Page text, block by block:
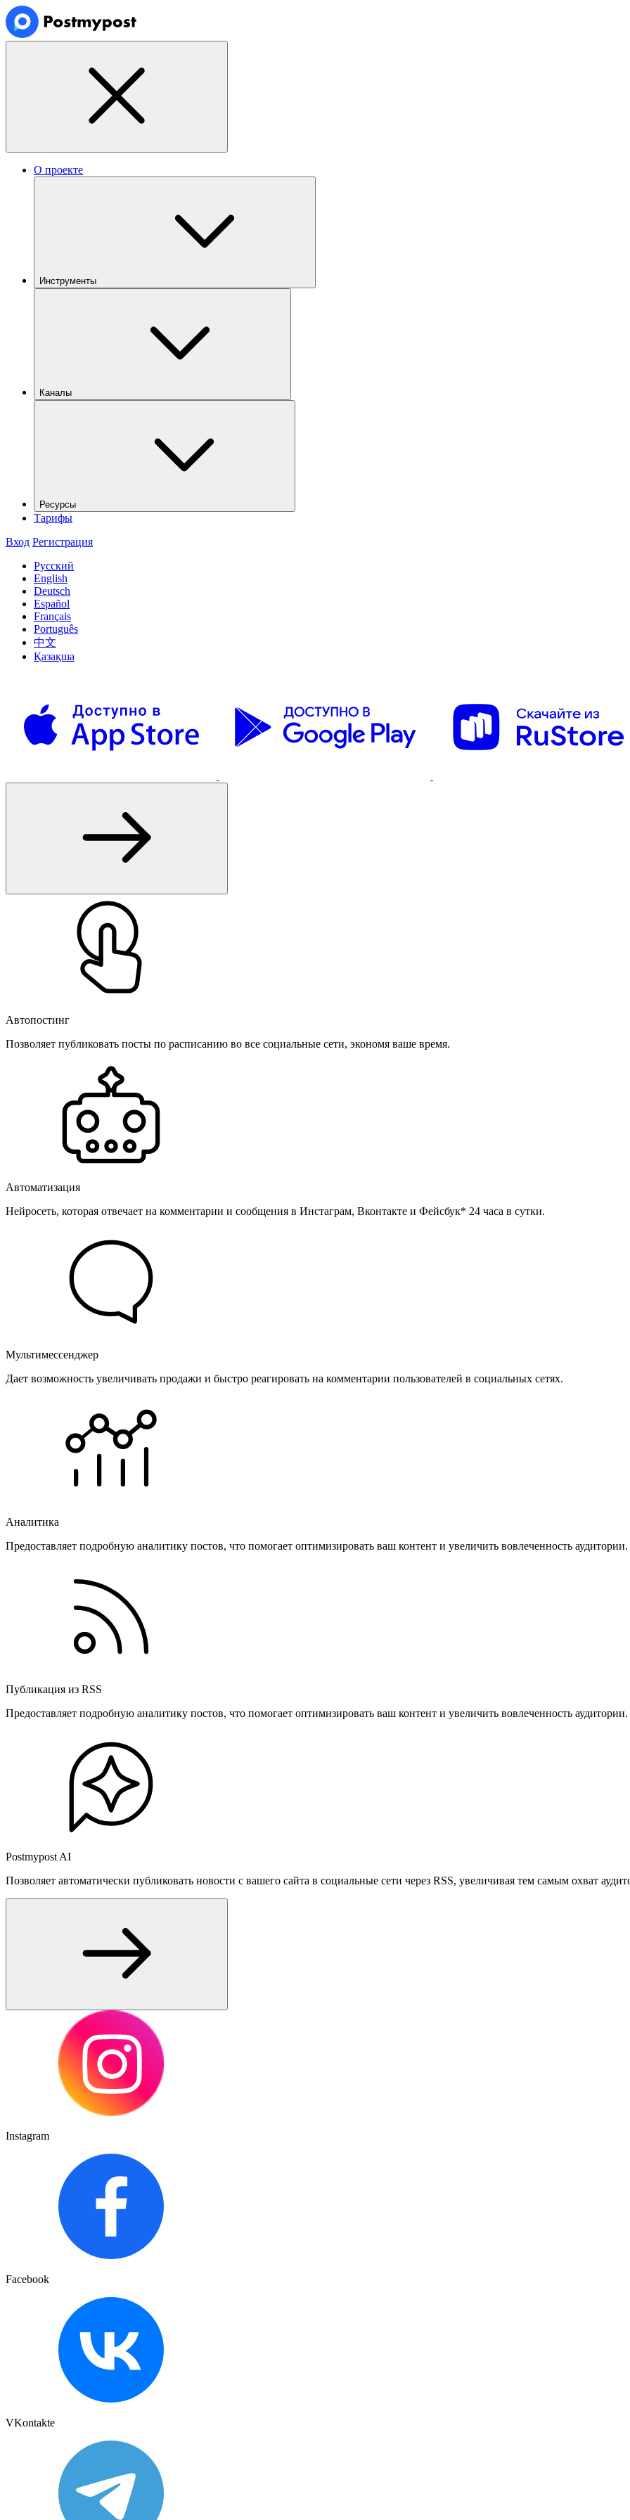
О проекте
Инструменты
Каналы
Ресурсы
Тарифы
Вход Регистрация
Русский
English
Deutsch
Español
Français
Português
中文
Қазақша
Автопостинг
Позволяет публиковать посты по расписанию во все социальные сети, экономя ваше время.
Автоматизация
Нейросеть, которая отвечает на комментарии и сообщения в Инстаграм, Вконтакте и Фейсбук* 24 часа в сутки.
Мультимессенджер
Дает возможность увеличивать продажи и быстро реагировать на комментарии пользователей в социальных сетях.
Аналитика
Предоставляет подробную аналитику постов, что помогает оптимизировать ваш контент и увеличить вовлеченность аудитории.
Публикация из RSS
Предоставляет подробную аналитику постов, что помогает оптимизировать ваш контент и увеличить вовлеченность аудитории.
Postmypost AI
Позволяет автоматически публиковать новости с вашего сайта в социальные сети через RSS, увеличивая тем самым охват
Instagram
Facebook
VKontakte